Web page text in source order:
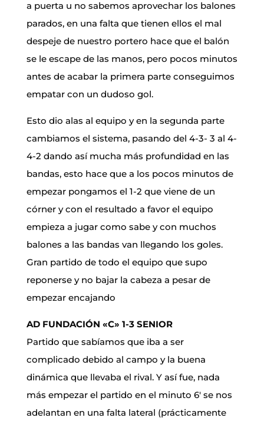
a puerta u no sabemos aprovechar los balones
parados, en una falta que tienen ellos el mal
despeje de nuestro portero hace que el balón
se le escape de las manos, pero pocos minutos
antes de acabar la primera parte conseguimos
empatar con un dudoso gol.
Esto dio alas al equipo y en la segunda parte
cambiamos el sistema, pasando del 4-3- 3 al 4-
4-2 dando así mucha más profundidad en las
bandas, esto hace que a los pocos minutos de
empezar pongamos el 1-2 que viene de un
córner y con el resultado a favor el equipo
empieza a jugar como sabe y con muchos
balones a las bandas van llegando los goles.
Gran partido de todo el equipo que supo
reponerse y no bajar la cabeza a pesar de
empezar encajando
AD FUNDACIÓN «C» 1-3 SENIOR
Partido que sabíamos que iba a ser
complicado debido al campo y la buena
dinámica que llevaba el rival. Y así fue, nada
más empezar el partido en el minuto 6′ se nos
adelantan en una falta lateral (prácticamente